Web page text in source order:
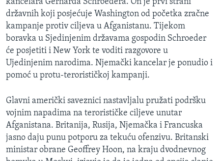
državnih koji posjećuje Washington od početka zračne
kampanje protiv ciljeva u Afganistanu. Tijekom
boravka u Sjedinjenim državama gospodin Schroeder
će posjetiti i New York te voditi razgovore u
Ujedinjenim narodima. Njemački kancelar je ponudio i
pomoć u protu-terorističkoj kampanji.
Glavni američki saveznici nastavljalu pružati podršku
vojnim napadima na terorističke ciljeve unutar
Afganistana. Britanija, Rusija, Njemačka i Francuska
jasno daju punu potporu za tekuću ofenzivu. Britanski
ministar obrane Geoffrey Hoon, na kraju dvodnevnog